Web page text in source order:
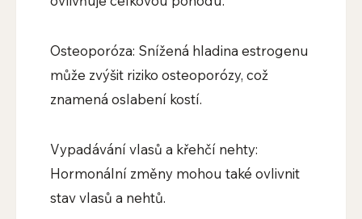
Osteoporóza: Snížená hladina estrogenu
může zvýšit riziko osteoporózy, což
znamená oslabení kostí.
Vypadávání vlasů a křehčí nehty:
Hormonální změny mohou také ovlivnit
stav vlasů a nehtů.